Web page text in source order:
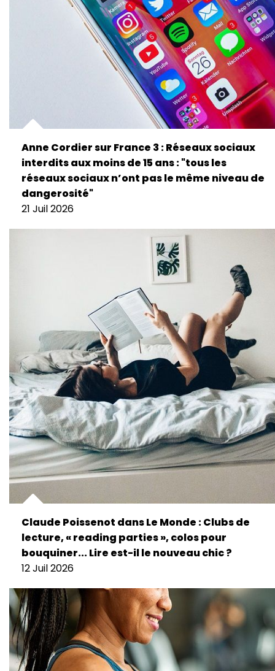
Anne Cordier sur France 3 : Réseaux sociaux
interdits aux moins de 15 ans : "tous les
réseaux sociaux n’ont pas le même niveau de
dangerosité"
21 Juil 2026
Claude Poissenot dans Le Monde : Clubs de
lecture, « reading parties », colos pour
bouquiner... Lire est-il le nouveau chic ?
12 Juil 2026